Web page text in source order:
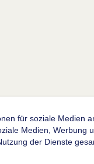
für soziale
Medien,
der Dienste